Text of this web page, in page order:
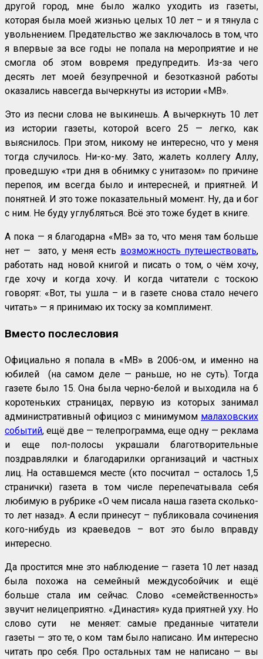
другой город, мне было жалко уходить из газеты,
которая была моей жизнью целых 10 лет – и я тянула с
увольнением. Предательство же заключалось в том, что
я впервые за все годы не попала на мероприятие и не
смогла об этом вовремя предупредить. Из-за чего
десять лет моей безупречной и безотказной работы
оказались навсегда вычеркнуты из истории «МВ».
Это из песни слова не выкинешь. А вычеркнуть 10 лет
из истории газеты, которой всего 25 — легко, как
выяснилось. При этом, никому не интересно, что у меня
тогда случилось. Ни-ко-му. Зато, жалеть коллегу Аллу,
проведшую «три дня в обнимку с унитазом» по причине
перепоя, им всегда было и интересней, и приятней. И
понятней. И это тоже показательный момент. Ну, да и бог
с ним. Не буду углубляться. Всё это тоже будет в книге.
А пока — я благодарна «МВ» за то, что меня там больше
нет — зато, у меня есть возможность путешествовать,
работать над новой книгой и писать о том, о чём хочу,
где хочу и когда хочу. И когда читатели с тоскою
говорят: «Вот, ты ушла – и в газете снова стало нечего
читать» — я принимаю их тоску за комплимент.
Вместо послесловия
Официально я попала в «МВ» в 2006-ом, и именно на
юбилей (на самом деле — раньше, но не суть). Тогда
газете было 15. Она была черно-белой и выходила на 6
коротеньких страницах, первую из которых занимал
административный официоз с минимумом малаховских
событий, ещё две — телепрограмма, еще одну — реклама
и еще пол-полосы украшали благотворительные
поздравлялки и благодарилки организаций и частных
лиц. На оставшемся месте (кто посчитал – осталось 1,5
странички) газета в том числе перепечатывала себя
любимую в рубрике «О чем писала наша газета сколько-
то лет назад». А если принесут – публиковала сочинения
кого-нибудь из краеведов – вот это было вправду
интересно.
Да простится мне это наблюдение — газета 10 лет назад
была похожа на семейный междусобойчик и ещё
больше стала им сейчас. Слово «семейственность»
звучит нелицеприятно. «Династия» куда приятней уху. Но
слово сути не меняет: самые преданные читатели
газеты — это те, о ком там было написано. Им интересно
читать про себя. Про остальных там не написано — вы